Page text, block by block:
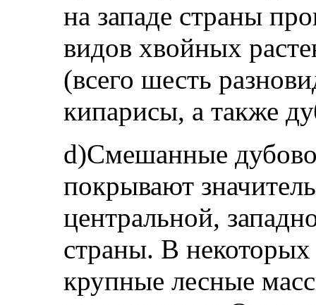
на западе страны
видов хвойных
(всего шесть
кипарисы, а также
d)Смешанные
покрывают
центральной,
страны. В
крупные лесные